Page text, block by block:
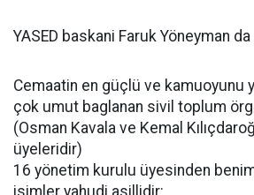
YASED baskani Faruk Yöneyman
Cemaatin en güçlü ve kamuoyunu
çok umut baglanan sivil toplum
(Osman Kavala ve Kemal
üyeleridir)
16 yönetim kurulu üyesinden
isimler yahudi asillidir: